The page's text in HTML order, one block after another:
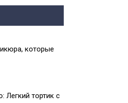
которые
Легкий тортик с